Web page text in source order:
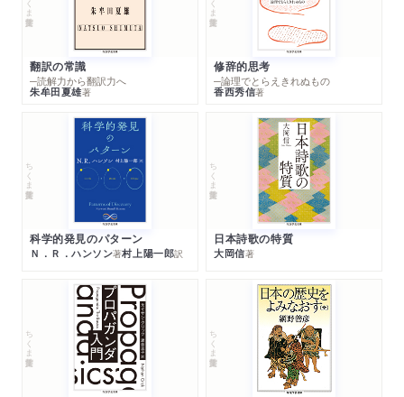
翻訳の常識
─読解力から翻訳力へ
朱牟田夏雄著
修辞的思考
─論理でとらえきれぬもの
香西秀信著
ちくま学芸文庫
科学的発見のパターン
Ｎ．Ｒ．ハンソン著村上陽一郎訳
ちくま学芸文庫
日本詩歌の特質
大岡信著
ちくま学芸文庫 ちくま学芸文庫